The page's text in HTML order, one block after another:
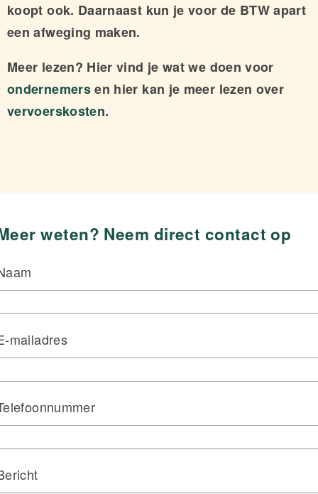
koopt ook. Daarnaast kun je voor de BTW apart
een afweging maken.
Meer lezen? Hier vind je wat we doen voor
ondernemersen hier kan je meer lezen over
vervoerskosten.
weten? Neem direct contact op
mailadres